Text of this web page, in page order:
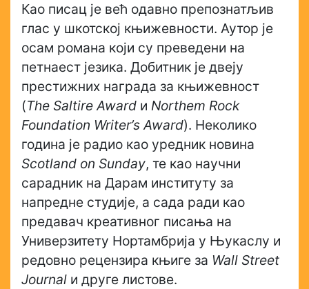
Као писац је већ одавно препознатљив
глас у шкотској књижевности. Аутор је
осам романа који су преведени на
петнаест језика. Добитник је двеју
престижних награда за књижевност
(The Saltire Award и Northem Rock
Foundation Writer’s Award). Неколико
година је радио као уредник новина
Scotland on Sunday, те као научни
сарадник на Дарам институту за
напредне студије, а сада ради као
предавач креативног писања на
Универзитету Нортамбрија у Њукаслу и
редовно рецензира књиге за Wall Street
Journal и друге листове.